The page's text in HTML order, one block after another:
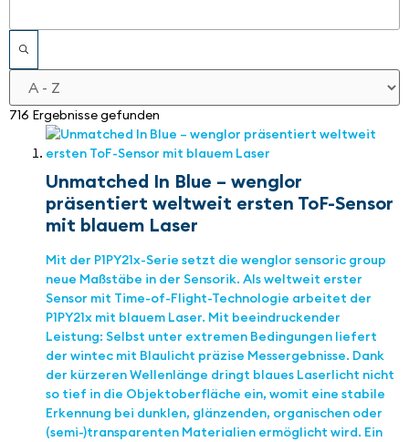
716 Ergebnisse gefunden
Unmatched In Blue – wenglor
präsentiert weltweit ersten ToF-Sensor
mit blauem Laser
Mit der P1PY21x-Serie setzt die wenglor sensoric group
neue Maßstäbe in der Sensorik. Als weltweit erster
Sensor mit Time-of-Flight-Technologie arbeitet der
P1PY21x mit blauem Laser. Mit beeindruckender
Leistung: Selbst unter extremen Bedingungen liefert
der wintec mit Blaulicht präzise Messergebnisse. Dank
der kürzeren Wellenlänge dringt blaues Laserlicht nicht
so tief in die Objektoberfläche ein, womit eine stabile
Erkennung bei dunklen, glänzenden, organischen oder
(semi-)transparenten Materialien ermöglicht wird. Ein